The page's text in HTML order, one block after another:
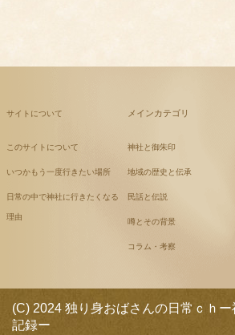
サイトについて
このサイトについて
いつかもう一度行きたい場所
日常の中で神社に行きたくなる
理由
メインカテゴリ
神社と御朱印
地域の歴史と伝承
民話と伝説
噂とその背景
コラム・考察
(C) 2024 独り身おばさんの日常ｃｈ
記録ー